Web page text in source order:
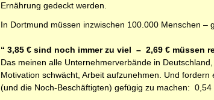
Ernährung gedeckt werden.
In Dortmund müssen inzwischen 100.000 Menschen
“ 3,85 € sind noch immer zu viel – 2,69 € müssen
Das meinen alle Unternehmerverbände in
Motivation schwächt, Arbeit aufzunehmen. Und
(und die Noch-Beschäftigten) gefügig zu machen: